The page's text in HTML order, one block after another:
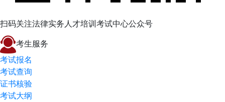
扫码关注法律实务人才培训考试中心公众号
考生服务
考试报名
考试查询
证书核验
考试大纲